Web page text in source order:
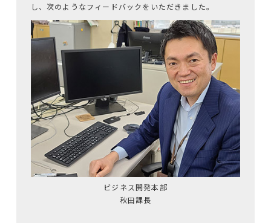
セミナー
ブログ
お問い合わせ
資料請求
し、次のようなフィードバックをいただきました。
ビジネス開発本部
秋田課長